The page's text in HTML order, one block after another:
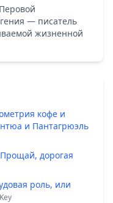
— писатель
жизненной
кофе и
и Пантагрюэль
дорогая
роль, или